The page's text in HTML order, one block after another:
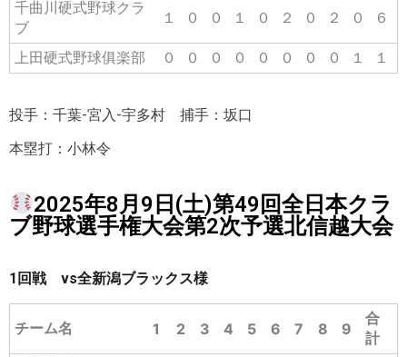
千曲川硬式野球クラ
ブ
１ ０ ０ １ ０ ２ ０ ２ ０ ６
上田硬式野球俱楽部 ０ ０ ０ ０ ０ ０ ０ ０ １ １
投手：千葉-宮入-宇多村 捕手：坂口
本塁打：小林令
2025年8月9日(土)第49回全日本クラ
ブ野球選手権大会第2次予選北信越大会
1回戦 vs全新潟ブラックス様
チーム名 1 2 3 4 5 6 7 8 9
合
計